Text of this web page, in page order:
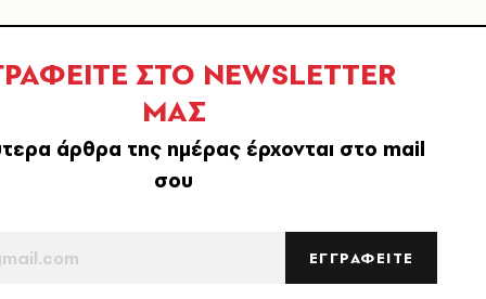
ΣΤΟ NEWSLETTER
ΜΑΣ
άρθρα της ημέρας έρχονται στο mail
σου
ΕΓΓΡΑΦΕΙΤΕ